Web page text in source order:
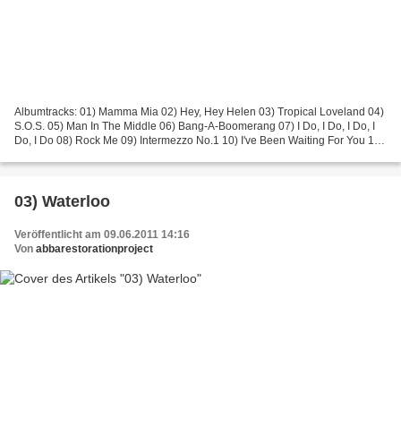
Albumtracks: 01) Mamma Mia 02) Hey, Hey Helen 03) Tropical Loveland 04)
S.O.S. 05) Man In The Middle 06) Bang-A-Boomerang 07) I Do, I Do, I Do, I
Do, I Do 08) Rock Me 09) Intermezzo No.1 10) I've Been Waiting For You 11)
03) Waterloo
Veröffentlicht am 09.06.2011 14:16
Von abbarestorationproject